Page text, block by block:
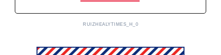
RUIZHEALYTIMES_H_0